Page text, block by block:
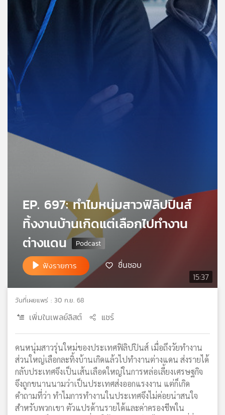
บทความ
กิจกรรม
เกี่ยว
แผนที่
เครือ
ข่าย
15:37
EP. 697: ทำไมหนุ่มสาวฟิลิปปินส์
ทิ้งงานบ้านเกิดแต่เลือกไปทำงาน
ต่างแดน
ฟังรายการ ชื่นชอบ
วันที่เผยแพร่ : 30 ก.ย. 68
เพิ่มในเพลย์ลิสต์ แชร์
คนหนุ่มสาวรุ่นใหม่ของประเทศฟิลิปปินส์ เมื่อถึงวัยทำงาน
ส่วนใหญ่เลือกละทิ้งบ้านเกิดแล้วไปทำงานต่างแดน ส่งรายได้
กลับประเทศจึงเป็นเส้นเลือดใหญ่ในการหล่อเลี้ยงเศรษฐกิจ
จึงถูกขนานนามว่าเป็นประเทศส่งออกแรงงาน แต่ก็เกิด
คำถามที่ว่า ทำไมการทำงานในประเทศจึงไม่ค่อยน่าสนใจ
สำหรับพวกเขา ตัวแปรด้านรายได้และค่าครองชีพใน